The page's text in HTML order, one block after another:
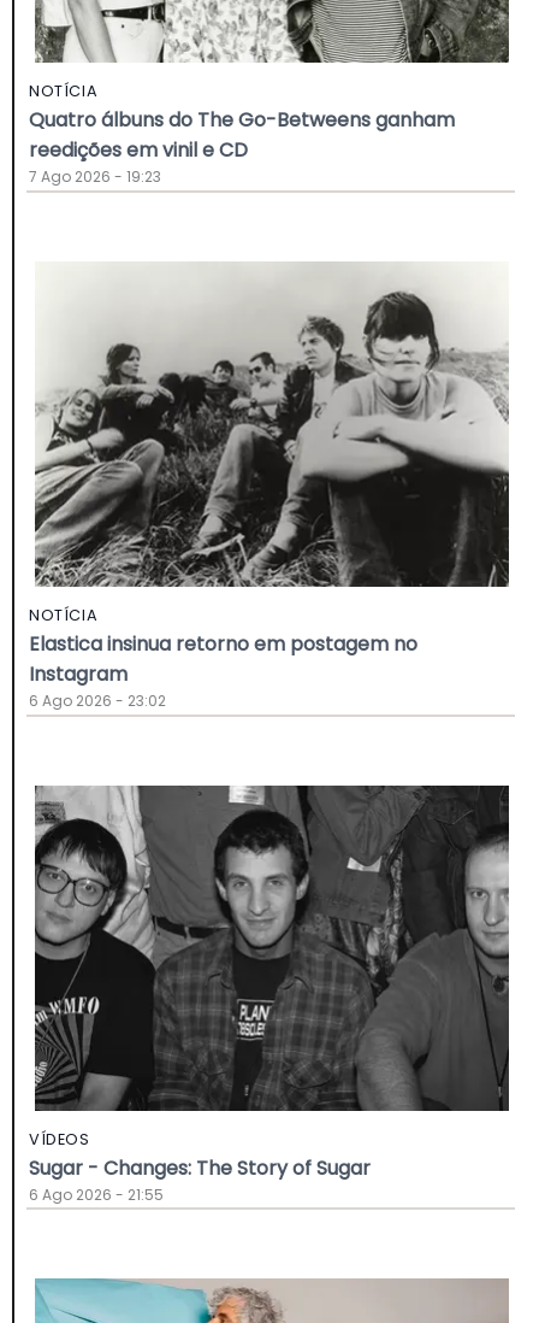
NOTÍCIA
Quatro álbuns do The Go-Betweens ganham
reedições em vinil e CD
7 Ago 2026 - 19:23
NOTÍCIA
Elastica insinua retorno em postagem no
Instagram
6 Ago 2026 - 23:02
VÍDEOS
Sugar - Changes: The Story of Sugar
6 Ago 2026 - 21:55